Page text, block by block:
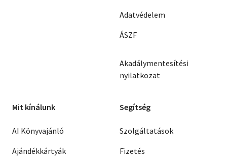
Adatvédelem
ÁSZF
Akadálymentesítési
nyilatkozat
Mit kínálunk
AI Könyvajánló
Ajándékkártyák
Segítség
Szolgáltatások
Fizetés